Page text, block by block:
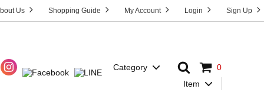
Sign Up
Login
My Account
Shopping Guide
Us
0
Category
Item